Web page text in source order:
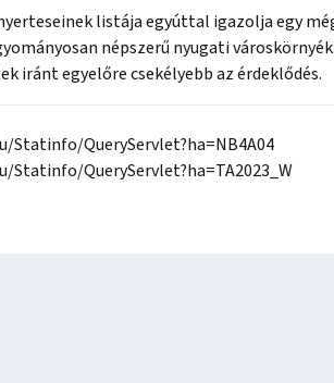
listája egyúttal igazolja egy
népszerű nyugati
iránt egyelőre csekélyebb az érdeklődés.
QueryServlet?ha=NB4A04
QueryServlet?ha=TA2023_W